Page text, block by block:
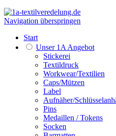
Navigation überspringen
Start
Unser 1A Angebot
Stickerei
Textildruck
Workwear/Textilien
Caps/Mützen
Label
Aufnäher/
Pins
Medaillen / Tokens
Socken